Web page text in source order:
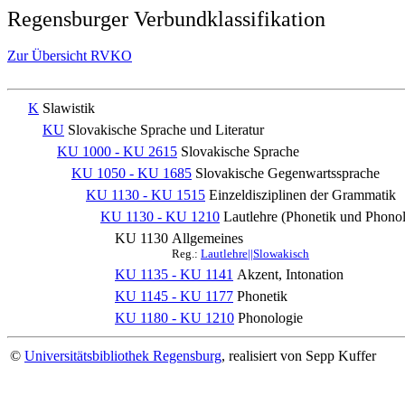
Regensburger Verbundklassifikation
Zur Übersicht RVKO
K Slawistik
KU Slovakische Sprache und Literatur
KU 1000 - KU 2615 Slovakische Sprache
KU 1050 - KU 1685 Slovakische Gegenwartssprache
KU 1130 - KU 1515 Einzeldisziplinen der Grammatik
KU 1130 - KU 1210 Lautlehre (Phonetik und
KU 1130 Allgemeines
Reg.: Lautlehre||Slowakisch
KU 1135 - KU 1141 Akzent, Intonation
KU 1145 - KU 1177 Phonetik
KU 1180 - KU 1210 Phonologie
© Universitätsbibliothek Regensburg, realisiert von Sepp Kuffer